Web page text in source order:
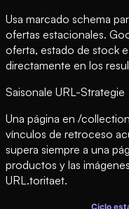
Usa marcado schema
ofertas estacionales.
oferta, estado de stock
directamente en los
Saisonale URL-Strategie
Una página en /
vínculos de retroceso
supera siempre a una
productos y las
URL.toritaet.